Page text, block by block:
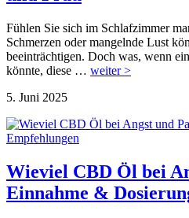
Fühlen Sie sich im Schlafzimmer
Schmerzen oder mangelnde Lust
beeinträchtigen. Doch was, wenn
könnte, diese … weiter >
5. Juni 2025
Wieviel CBD Öl bei
Einnahme &